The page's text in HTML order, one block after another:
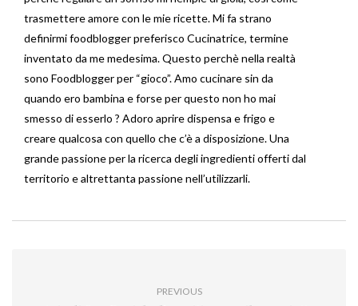
trasmettere amore con le mie ricette. Mi fa strano
definirmi foodblogger preferisco Cucinatrice, termine
inventato da me medesima. Questo perchè nella realtà
sono Foodblogger per “gioco”. Amo cucinare sin da
quando ero bambina e forse per questo non ho mai
smesso di esserlo ? Adoro aprire dispensa e frigo e
creare qualcosa con quello che c’è a disposizione. Una
grande passione per la ricerca degli ingredienti offerti dal
territorio e altrettanta passione nell’utilizzarli.
PREVIOUS